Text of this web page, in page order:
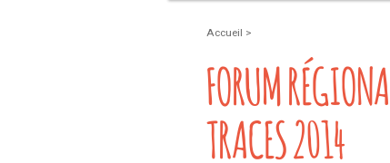
Accueil >
FORUM
TRACES 2014